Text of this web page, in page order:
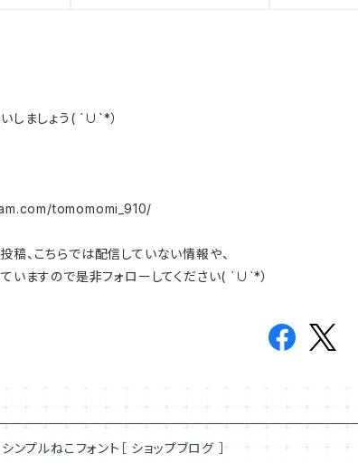
しましょう( ´∪`*）
tomomomi_910/
、こちらでは配信していない情報や、
いますので是非フォローしてください( ´∪`*）
プルねこフォント［ ショップブログ ］